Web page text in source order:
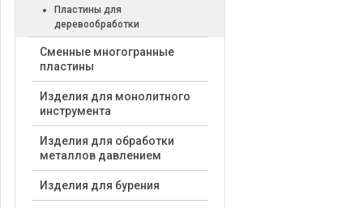
Пластины для
деревообработки
Cменные многогранные
пластины
Изделия для монолитного
инструмента
Изделия для обработки
металлов давлением
Изделия для бурения